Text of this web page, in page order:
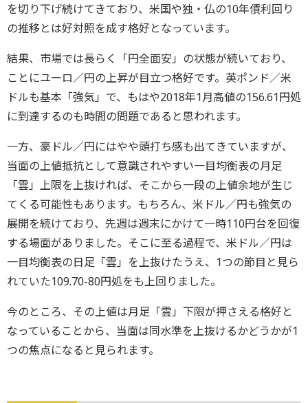
を切り下げ続けてきており、米国や独・仏の10年債利回り
の推移とは好対照を成す格好となっています。
結果、市場では長らく「円全面安」の状態が続いており、
ことにユーロ／円の上昇が目立つ格好です。英ポンド／米
ドルも基本「強気」で、もはや2018年1月高値の156.61円処
に到達するのも時間の問題であると思われます。
一方、豪ドル／円にはやや頭打ち感も出てきていますが、
当面の上値抵抗として意識されやすい一目均衡表の月足
「雲」上限を上抜ければ、そこから一段の上値余地が生じ
てくる可能性もあります。もちろん、米ドル／円も強気の
展開を続けており、先週は週末にかけて一時110円台を回復
する場面がありました。そこに至る過程で、米ドル／円は
一目均衡表の日足「雲」を上抜けたうえ、1つの節目と見ら
れていた109.70-80円処をも上回りました。
今のところ、その上値は月足「雲」下限が押さえる格好と
なっていることから、当面は同水準を上抜けるかどうかが1
つの焦点になると見られます。